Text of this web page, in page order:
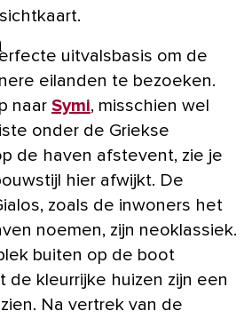
uitvalsbasis om de
eilanden te bezoeken.
naar Symi, misschien wel
onder de Griekse
de haven afstevent, zie je
hier afwijkt. De
zoals de inwoners het
noemen, zijn neoklassiek.
buiten op de boot
de kleurrijke huizen zijn een
Na vertrek van de